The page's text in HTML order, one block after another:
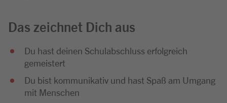
Das zeichnet Dich aus
Du hast deinen Schulabschluss erfolgreich
gemeistert
Du bist kommunikativ und hast Spaß am Umgang
mit Menschen